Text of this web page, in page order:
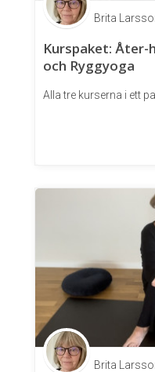
Brita
Kurspaket:
och Ryggyoga
Alla tre kurserna i ett
Brita